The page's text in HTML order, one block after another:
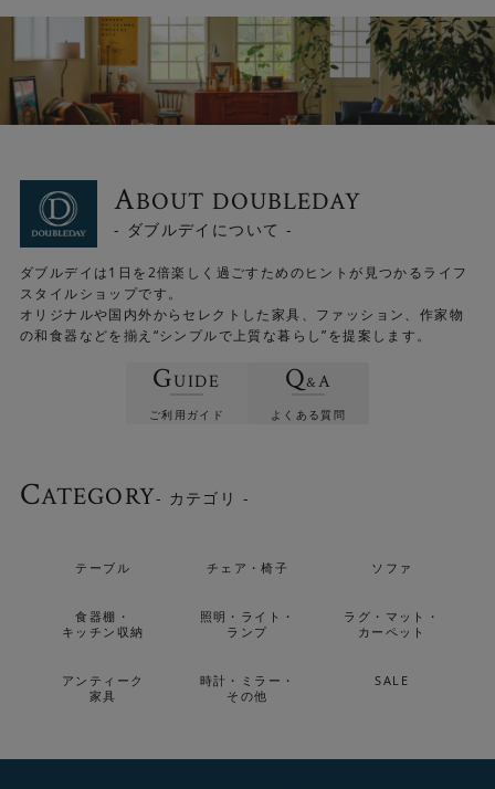
ABOUT DOUBLEDAY
- ダブルデイについて -
ダブルデイは1日を2倍楽しく過ごすためのヒントが見つかるライフ
スタイルショップです。
オリジナルや国内外からセレクトした家具、ファッション、作家物
の和食器などを揃え“シンプルで上質な暮らし”を提案します。
GUIDE
ご利用ガイド
Q&A
よくある質問
CATEGORY- カテゴリ -
テーブル チェア・椅子 ソファ
食器棚・
キッチン収納
照明・ライト・
ランプ
ラグ・マット・
カーペット
アンティーク
家具
時計・ミラー・
その他
SALE